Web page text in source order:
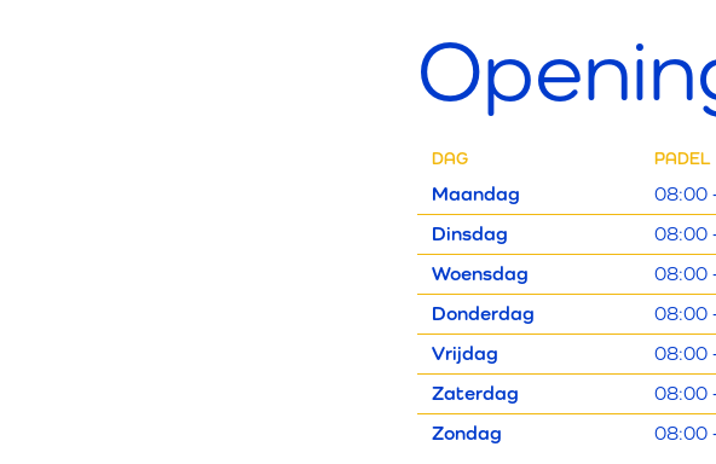
DAG PADEL
Maandag 08:00
Dinsdag
08:00
Woensdag
08:00
Donderdag
08:00
Vrijdag
08:00
Zaterdag
08:00
Zondag
08:00